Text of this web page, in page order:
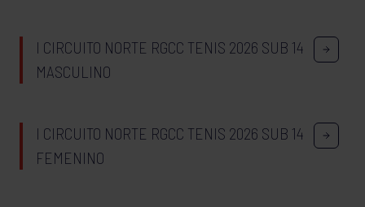
I CIRCUITO NORTE RGCC TENIS 2026 SUB 14
MASCULINO
I CIRCUITO NORTE RGCC TENIS 2026 SUB 14
FEMENINO